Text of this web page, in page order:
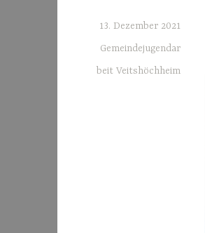
13. Dezember 2021
Gemeindejugendar
beit Veitshöchheim